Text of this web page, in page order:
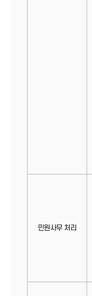
민원사무 처리